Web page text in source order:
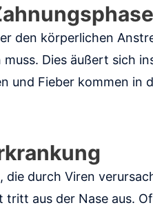
den körperlichen
Dies äußert sich
und Fieber kommen in
die durch Viren
aus der Nase aus.